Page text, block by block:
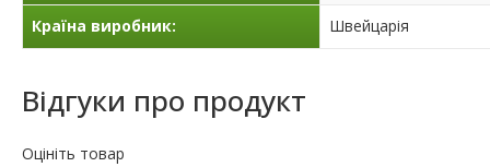
Країна виробник: Швейцарія
Відгуки про продукт
Оцініть товар